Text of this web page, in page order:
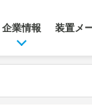
企業情報 装置メ